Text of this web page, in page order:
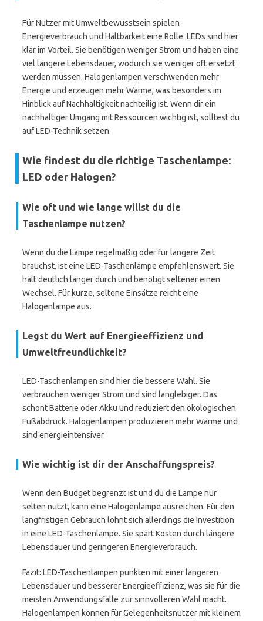
Für Nutzer mit Umweltbewusstsein spielen
Energieverbrauch und Haltbarkeit eine Rolle. LEDs sind hier
klar im Vorteil. Sie benötigen weniger Strom und haben eine
viel längere Lebensdauer, wodurch sie weniger oft ersetzt
werden müssen. Halogenlampen verschwenden mehr
Energie und erzeugen mehr Wärme, was besonders im
Hinblick auf Nachhaltigkeit nachteilig ist. Wenn dir ein
nachhaltiger Umgang mit Ressourcen wichtig ist, solltest du
auf LED-Technik setzen.
Wie findest du die richtige Taschenlampe:
LED oder Halogen?
Wie oft und wie lange willst du die
Taschenlampe nutzen?
Wenn du die Lampe regelmäßig oder für längere Zeit
brauchst, ist eine LED-Taschenlampe empfehlenswert. Sie
hält deutlich länger durch und benötigt seltener einen
Wechsel. Für kurze, seltene Einsätze reicht eine
Halogenlampe aus.
Legst du Wert auf Energieeffizienz und
Umweltfreundlichkeit?
LED-Taschenlampen sind hier die bessere Wahl. Sie
verbrauchen weniger Strom und sind langlebiger. Das
schont Batterie oder Akku und reduziert den ökologischen
Fußabdruck. Halogenlampen produzieren mehr Wärme und
sind energieintensiver.
Wie wichtig ist dir der Anschaffungspreis?
Wenn dein Budget begrenzt ist und du die Lampe nur
selten nutzt, kann eine Halogenlampe ausreichen. Für den
langfristigen Gebrauch lohnt sich allerdings die Investition
in eine LED-Taschenlampe. Sie spart Kosten durch längere
Lebensdauer und geringeren Energieverbrauch.
Fazit: LED-Taschenlampen punkten mit einer längeren
Lebensdauer und besserer Energieeffizienz, was sie für die
meisten Anwendungsfälle zur sinnvolleren Wahl macht.
Halogenlampen können für Gelegenheitsnutzer mit kleinem